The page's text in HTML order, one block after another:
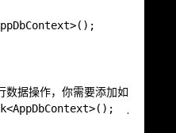
据操作，你需要添加如下配置：
//可选项